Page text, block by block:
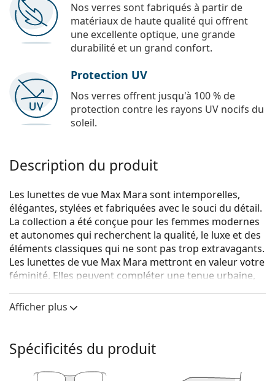
Nos verres sont fabriqués à partir de
matériaux de haute qualité qui offrent
une excellente optique, une grande
durabilité et un grand confort.
Protection UV
Nos verres offrent jusqu'à 100 % de
protection contre les rayons UV nocifs du
soleil.
Description du produit
Les lunettes de vue Max Mara sont intemporelles,
élégantes, stylées et fabriquées avec le souci du détail.
La collection a été conçue pour les femmes modernes
et autonomes qui recherchent la qualité, le luxe et des
éléments classiques qui ne sont pas trop extravagants.
Les lunettes de vue Max Mara mettront en valeur votre
féminité. Elles peuvent compléter une tenue urbaine,
accessoire unique et élégant.
Monture de lunettes de vue
La couleur brune de la monture s'accorde
Afficher plus
Spécificités du produit